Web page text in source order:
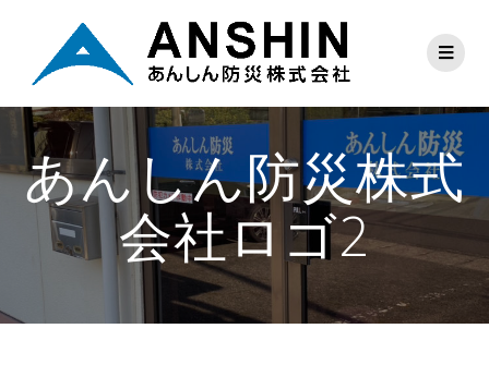
あんしん防災株式
会社ロゴ2